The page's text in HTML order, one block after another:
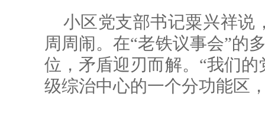
小区党支部书记粟兴祥说
周周闹。在“老铁议事会”的
位，矛盾迎刃而解。“我们
级综治中心的一个分功能区